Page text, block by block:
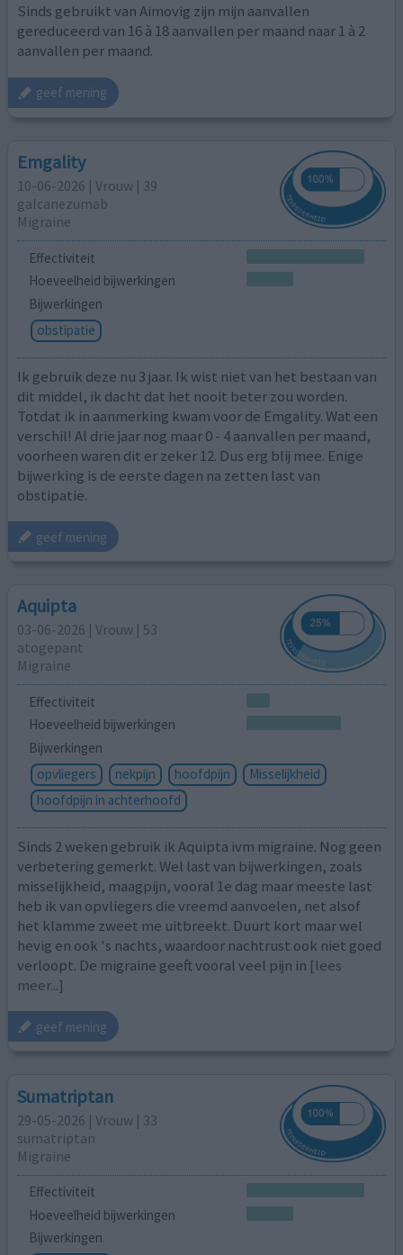
Sinds gebruikt van Aimovig zijn mijn aanvallen
gereduceerd van 16 à 18 aanvallen per maand naar 1 à 2
aanvallen per maand.
geef mening
Emgality
10-06-2026 | Vrouw | 39
galcanezumab
Migraine
Effectiviteit
Hoeveelheid bijwerkingen
Bijwerkingen
obstipatie
Ik gebruik deze nu 3 jaar. Ik wist niet van het bestaan van
dit middel, ik dacht dat het nooit beter zou worden.
Totdat ik in aanmerking kwam voor de Emgality. Wat een
verschil! Al drie jaar nog maar 0 - 4 aanvallen per maand,
voorheen waren dit er zeker 12. Dus erg blij mee. Enige
bijwerking is de eerste dagen na zetten last van
obstipatie.
geef mening
Aquipta
03-06-2026 | Vrouw | 53
atogepant
Migraine
Effectiviteit
Hoeveelheid bijwerkingen
Bijwerkingen
opvliegers
nekpijn hoofdpijn
Misselijkheid
hoofdpijn in achterhoofd
Sinds 2 weken gebruik ik Aquipta ivm migraine. Nog geen
verbetering gemerkt. Wel last van bijwerkingen, zoals
misselijkheid, maagpijn, vooral 1e dag maar meeste last
heb ik van opvliegers die vreemd aanvoelen, net alsof
het klamme zweet me uitbreekt. Duurt kort maar wel
hevig en ook 's nachts, waardoor nachtrust ook niet goed
verloopt. De migraine geeft vooral veel pijn in [lees
meer...]
geef mening
Sumatriptan
29-05-2026 | Vrouw | 33
sumatriptan
Migraine
Effectiviteit
Hoeveelheid bijwerkingen
Bijwerkingen